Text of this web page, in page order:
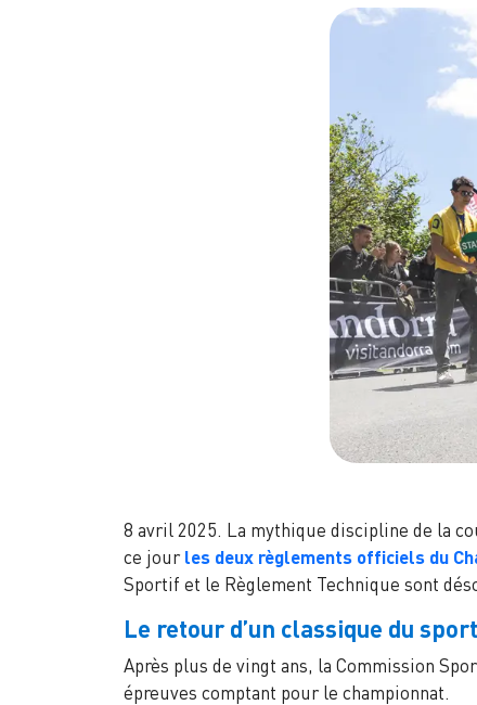
8 avril 2025. La mythique discipline de la
ce jour les deux règlements officiels du
Sportif et le Règlement Technique sont
Le retour d’un classique du
Après plus de vingt ans, la Commission
épreuves comptant pour le championnat.